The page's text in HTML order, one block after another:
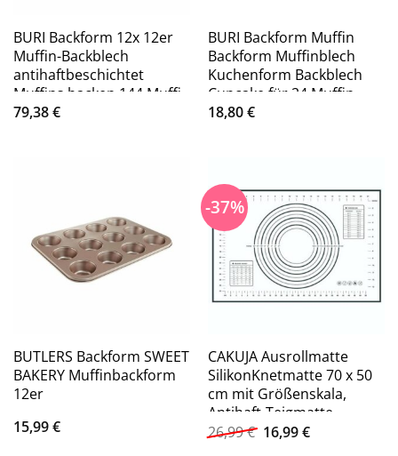
BURI Backform 12x 12er
Muffin-Backblech
antihaftbeschichtet
Muffins backen 144 Muffi,
(12-tlg)
79,38€
BURI Backform Muffin
Backform Muffinblech
Kuchenform Backblech
Cupcake für 24 Muffin,
(24-tlg)
18,80€
BUTLERS Backform SWEET
BAKERY Muffinbackform
12er
15,99€
-37%
CAKUJA Ausrollmatte
SilikonKnetmatte 70 x 50
cm mit Größenskala,
Antihaft-Teigmatte
Rollmatte für Teig, Pizza,
26,99€ Ursprünglicher
Preis
16,99€Aktueller